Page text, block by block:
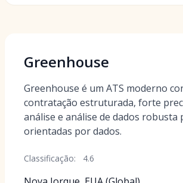
Greenhouse
Greenhouse é um ATS moderno
contratação estruturada, forte
análise e análise de dados robusta
orientadas por dados.
Classificação: 4.6